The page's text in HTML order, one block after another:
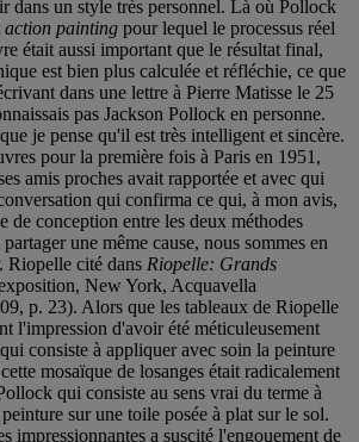
dans un style très personnel. Là où Pollock
action painting pour lequel le processus réel
était aussi important que le résultat final,
est bien plus calculée et réfléchie, ce que
dans une lettre à Pierre Matisse le 25
pas Jackson Pollock en personne.
je pense qu'il est très intelligent et sincère.
pour la première fois à Paris en 1951,
amis proches avait rapportée et avec qui
qui confirma ce qui, à mon avis,
de conception entre les deux méthodes
une même cause, nous sommes en
Riopelle cité dans Riopelle: Grands
New York, Acquavella
p. 23). Alors que les tableaux de Riopelle
l'impression d'avoir été méticuleusement
consiste à appliquer avec soin la peinture
mosaïque de losanges était radicalement
qui consiste au sens vrai du terme à
sur une toile posée à plat sur le sol.
impressionnantes a suscité l'engouement de